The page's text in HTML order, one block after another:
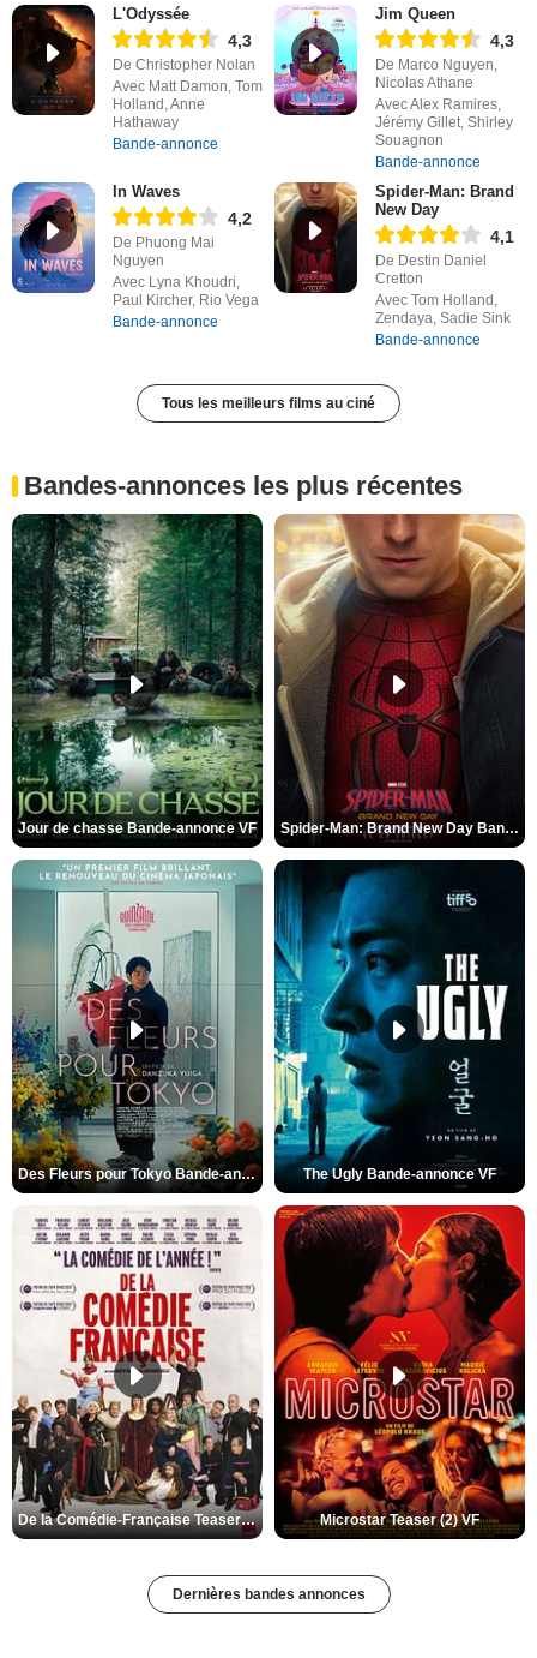
L'Odyssée
4,3
De Christopher Nolan
Avec Matt Damon, Tom
Holland, Anne
Hathaway
Bande-annonce
Jim Queen
4,3
De Marco Nguyen,
Nicolas Athane
Avec Alex Ramires,
Jérémy Gillet, Shirley
Souagnon
Bande-annonce
In Waves
4,2
De Phuong Mai
Nguyen
Avec Lyna Khoudri,
Paul Kircher, Rio Vega
Bande-annonce
Spider-Man: Brand
New Day
4,1
De Destin Daniel
Cretton
Avec Tom Holland,
Zendaya, Sadie Sink
Bande-annonce
Tous les meilleurs films au ciné
Bandes-annonces les plus récentes
Jour de chasse Bande-annonce VF Spider-Man: Brand New Day Bande-annonce (3) VO STFR
Des Fleurs pour Tokyo Bande-annonce VO STFR The Ugly Bande-annonce VF
De la Comédie-Française Teaser (3) VF Microstar Teaser (2) VF
Dernières bandes annonces